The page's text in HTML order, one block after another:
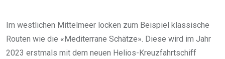
Im westlichen Mittelmeer locken zum Beispiel klassische
Routen wie die «Mediterrane Schätze». Diese wird im Jahr
2023 erstmals mit dem neuen Helios-Kreuzfahrtschiff